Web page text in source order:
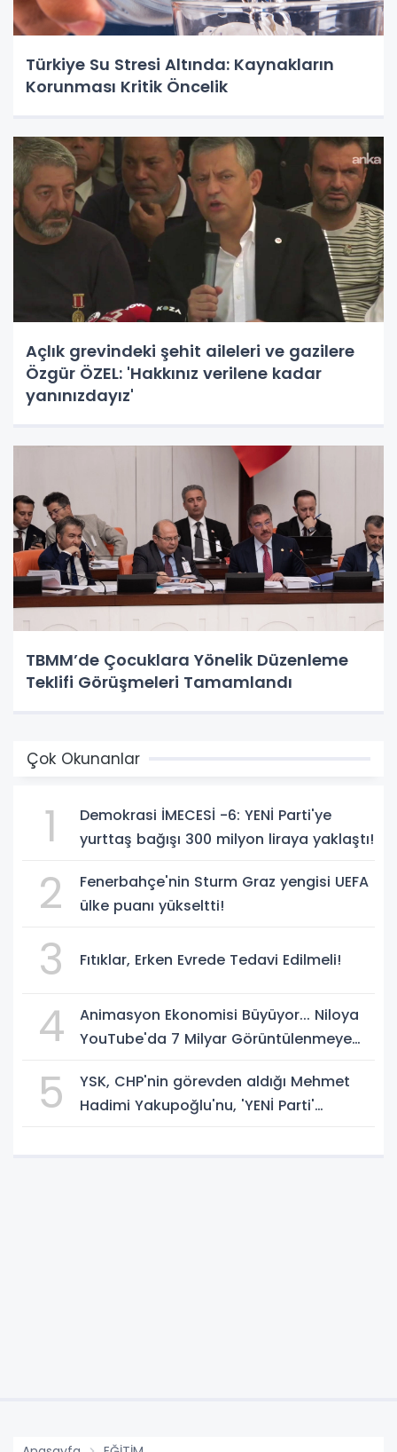
Türkiye Su Stresi Altında: Kaynakların
Korunması Kritik Öncelik
Açlık grevindeki şehit aileleri ve gazilere
Özgür ÖZEL: 'Hakkınız verilene kadar
yanınızdayız'
TBMM’de Çocuklara Yönelik Düzenleme
Teklifi Görüşmeleri Tamamlandı
Çok Okunanlar
1
Demokrasi İMECESİ -6: YENİ Parti'ye
yurttaş bağışı 300 milyon liraya yaklaştı!
2
Fenerbahçe'nin Sturm Graz yengisi UEFA
ülke puanı yükseltti!
3 Fıtıklar, Erken Evrede Tedavi Edilmeli!
4
Animasyon Ekonomisi Büyüyor... Niloya
YouTube'da 7 Milyar Görüntülenmeye
5
YSK, CHP'nin görevden aldığı Mehmet
Hadimi Yakupoğlu'nu, 'YENİ Parti'